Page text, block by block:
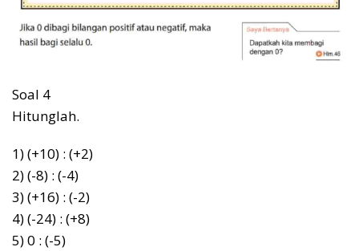
Soal 4
Hitunglah.
1) (+10) : (+2)
2) (-8) : (-4)
3) (+16) : (-2)
4) (-24) : (+8)
5) 0 : (-5)